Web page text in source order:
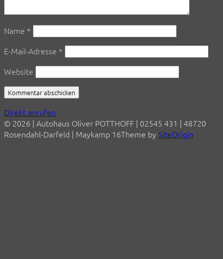
Name *
E-Mail-Adresse *
Website
Direkt anrufen
© 2026 | Autohaus Oliver POTTHOFF | 02545 431 | 48720
Rosendahl-Darfeld | Maykamp 16Theme by SiteOrigin